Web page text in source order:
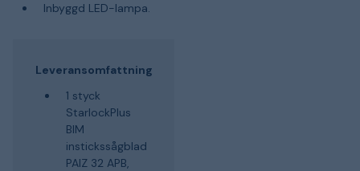
Inbyggd LED-lampa.
Leveransomfattning
1 styck
StarlockPlus
BIM
instickssågblad
PAIZ 32 APB,